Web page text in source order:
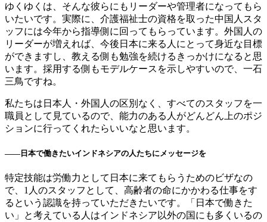
ゆくゆくは、そんな彼らにもリーダーや管理者になってもら
いたいです。実際に、介護福祉士の資格を取った中国人スタ
ッフには今年から指導側に回ってもらっています。外国人の
リーダーが増えれば、今後日本に来る人にとって身近な目標
ができますし、教える側も勉強を続けるきっかけになると思
います。採用する側もモデルケースを示しやすいので、一石
三鳥ですね。
私たちは日本人・外国人の区別なく、すべてのスタッフを一
職員として見ているので、能力のある人がどんどん上のポジ
ションに行ってくれたらいいなと思います。
――日本で働きたいインドネシアの人たちにメッセージを
特定技能は労働力として日本に来てもらうためのビザなの
で、1人のスタッフとして、高齢者の命にかかわる仕事をす
るという認識を持っていただきたいです。「日本で働きた
い」と考えている人はインドネシア以外の国にも多くいるの